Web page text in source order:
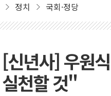
정치 국회·정당
[신년사] 우원
실천할 것"